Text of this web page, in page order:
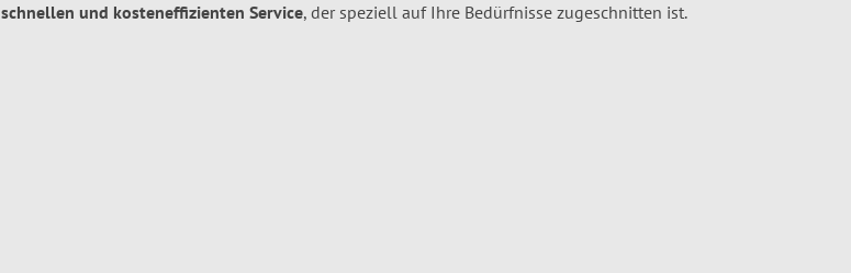
schnellen und kosteneffizienten Service, der speziell auf Ihre Bedürfnisse zugeschnitten ist.